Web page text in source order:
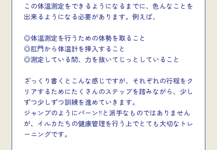
この体温測定をできるようになるまでに、色んなことを
出来るようになる必要があります。例えば、
◎体温測定を行うための体勢を取ること
◎肛門から体温計を挿入すること
◎測定している間、力を抜いてじっとしていること
ざっくり書くとこんな感じですが、それぞれの行程をク
リアするためにたくさんのステップを踏みながら、少し
ずつ少しずつ訓練を進めていきます。
ジャンプのようにバーン‼と派手なものではありません
が、イルカたちの健康管理を行う上でとても大切なトレ
ーニングです。